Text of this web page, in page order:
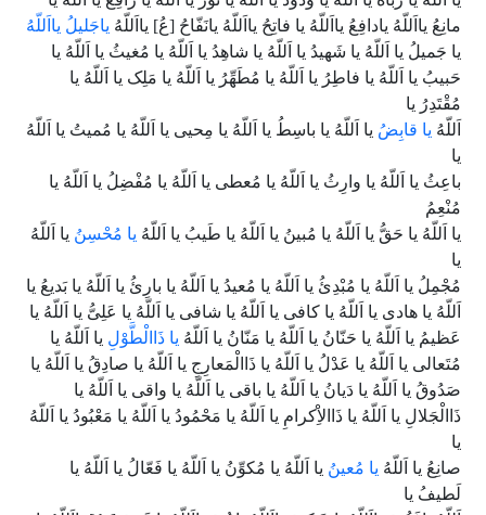
مانِعُ یااَللّهُ یادافِعُ یااَللّهُ یا فاتِحُ یااَللّهُ یانَفّاحُ [عُ] یااَللّهُ یاجَلیلُ یااَللّهُ
یا جَمیلُ یا اَللّهُ یا شَهیدُ یا اَللّهُ یا شاهِدُ یا اَللّهُ یا مُغیثُ یا اَللّهُ یا
حَبیبُ یا اَللّهُ یا فاطِرُ یا اَللّهُ یا مُطَهِّرُ یا اَللّهُ یا مَلِک یا اَللّهُ یا
مُقْتَدِرُ یا
اَللّهُ یا قابِضُ یا اَللّهُ یا باسِطُ یا اَللّهُ یا مِحیى یا اَللّهُ یا مُمیتُ یا اَللّهُ
یا
باعِثُ یا اَللّهُ یا وارِثُ یا اَللّهُ یا مُعطى یا اَللّهُ یا مُفْضِلُ یا اَللّهُ یا
مُنْعِمُ
یا اَللّهُ یا حَقُّ یا اَللّهُ یا مُبینُ یا اَللّهُ یا طَیبُ یا اَللّهُ یا مُحْسِنُ یا اَللّهُ
یا
مُجْمِلُ یا اَللّهُ یا مُبْدِئُ یا اَللّهُ یا مُعیدُ یا اَللّهُ یا بارِئُ یا اَللّهُ یا بَدیعُ یا
اَللّهُ یا هادى یا اَللّهُ یا کافى یا اَللّهُ یا شافى یا اَللّهُ یا عَلِىُّ یا اَللّهُ یا
عَظیمُ یا اَللّهُ یا حَنّانُ یا اَللّهُ یا مَنّانُ یا اَللّهُ یا ذَاالْطَّوْلِ یا اَللّهُ یا
مُتَعالى یا اَللّهُ یا عَدْلُ یا اَللّهُ یا ذَاالْمَعارِجِ یا اَللّهُ یا صادِقُ یا اَللّهُ یا
صَدُوقُ یا اَللّهُ یا دَیانُ یا اَللّهُ یا باقى یا اَللّهُ یا واقى یا اَللّهُ یا
ذَاالْجَلالِ یا اَللّهُ یا ذَاالاِْکرامِ یا اَللّهُ یا مَحْمُودُ یا اَللّهُ یا مَعْبُودُ یا اَللّهُ
یا
صانِعُ یا اَللّهُ یا مُعینُ یا اَللّهُ یا مُکوِّنُ یا اَللّهُ یا فَعّالُ یا اَللّهُ یا
لَطیفُ یا